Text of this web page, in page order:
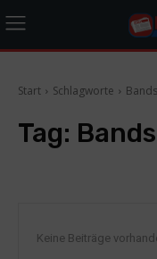
Start Schlagworte Bands
Tag: Bands
Keine Beiträge